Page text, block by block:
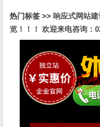
热门标签 >> 响应式网站
览！！！ 欢迎来电咨询：